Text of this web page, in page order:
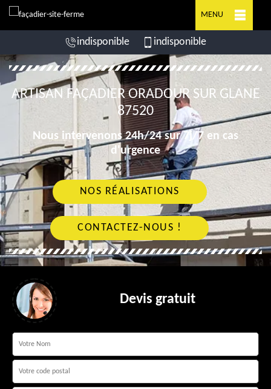
MENU
indisponible indisponible
ARTISAN FAÇADIER ORADOUR SUR GLANE
87520
Nous intervenons 24h/24 sur 7j/7 en cas
d'urgence
NOS RÉALISATIONS
CONTACTEZ-NOUS !
Devis gratuit